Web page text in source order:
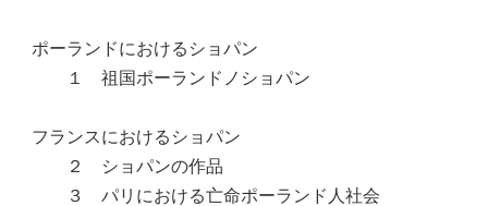
ポーランドにおけるショパン
１ 祖国ポーランドノショパン
フランスにおけるショパン
２ ショパンの作品
３ パリにおける亡命ポーランド人社会